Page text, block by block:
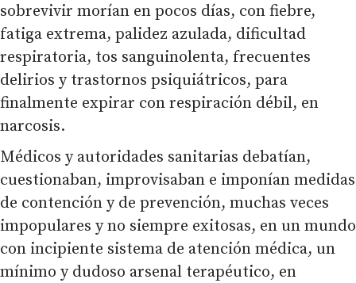
sobrevivir morían en pocos días, con fiebre,
fatiga extrema, palidez azulada, dificultad
respiratoria, tos sanguinolenta, frecuentes
delirios y trastornos psiquiátricos, para
finalmente expirar con respiración débil, en
narcosis.
Médicos y autoridades sanitarias debatían,
cuestionaban, improvisaban e imponían medidas
de contención y de prevención, muchas veces
impopulares y no siempre exitosas, en un mundo
con incipiente sistema de atención médica, un
mínimo y dudoso arsenal terapéutico, en